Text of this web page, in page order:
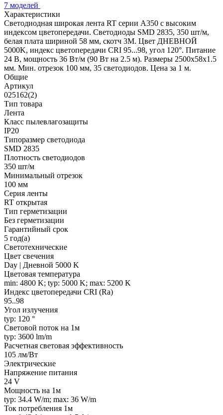
7 моделей
Характеристики
Светодиодная широкая лента RT серии A350 с высоким
индексом цветопередачи. Светодиоды SMD 2835, 350 шт/м,
белая плата шириной 58 мм, скотч 3М. Цвет ДНЕВНОЙ
5000K, индекс цветопередачи CRI 95...98, угол 120°. Питание
24 В, мощность 36 Вт/м (90 Вт на 2.5 м). Размеры 2500х58х1.5
мм. Мин. отрезок 100 мм, 35 светодиодов. Цена за 1 м.
Общие
Артикул
025162(2)
Тип товара
Лента
Класс пылевлагозащиты
IP20
Типоразмер светодиода
SMD 2835
Плотность светодиодов
350 шт/м
Минимальный отрезок
100 мм
Серия ленты
RT открытая
Тип герметизации
Без герметизации
Гарантийный срок
5 год(а)
Светотехнические
Цвет свечения
Day | Дневной 5000 K
Цветовая температура
min: 4800 K; typ: 5000 K; max: 5200 K
Индекс цветопередачи CRI (Ra)
95..98
Угол излучения
typ: 120 °
Световой поток на 1м
typ: 3600 lm/m
Расчетная световая эффективность
105 лм/Вт
Электрические
Напряжение питания
24 V
Мощность на 1м
typ: 34.4 W/m; max: 36 W/m
Ток потребления 1м